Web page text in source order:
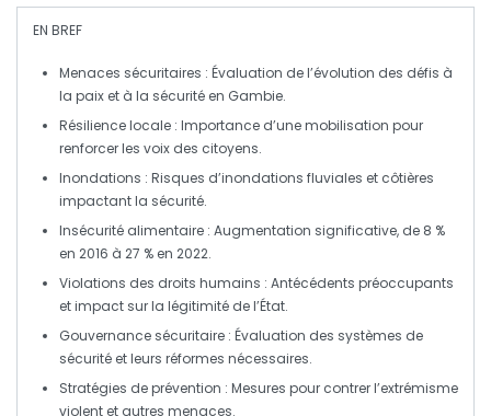
EN BREF
Menaces sécuritaires : Évaluation de l’évolution des défis à
la paix et à la sécurité en Gambie.
Résilience locale : Importance d’une mobilisation pour
renforcer les voix des citoyens.
Inondations : Risques d’inondations fluviales et côtières
impactant la sécurité.
Insécurité alimentaire : Augmentation significative, de 8 %
en 2016 à 27 % en 2022.
Violations des droits humains : Antécédents préoccupants
et impact sur la légitimité de l’État.
Gouvernance sécuritaire : Évaluation des systèmes de
sécurité et leurs réformes nécessaires.
Stratégies de prévention : Mesures pour contrer l’extrémisme
violent et autres menaces.